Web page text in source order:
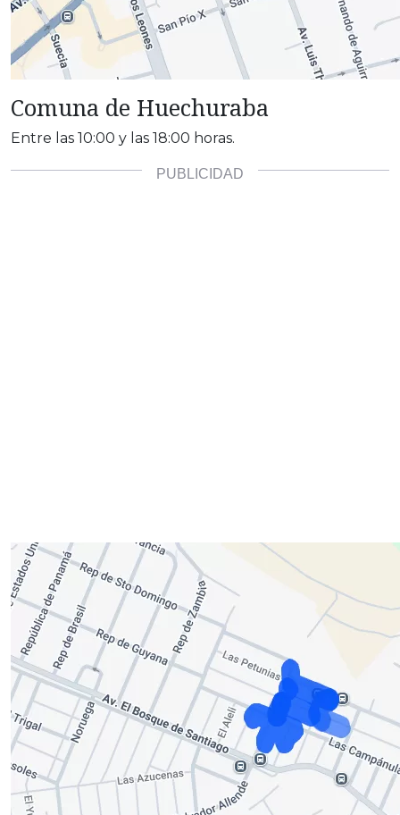
Comuna de Huechuraba
Entre las 10:00 y las 18:00 horas.